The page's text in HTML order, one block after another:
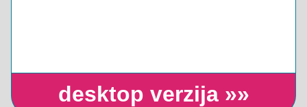
desktop verzija »»